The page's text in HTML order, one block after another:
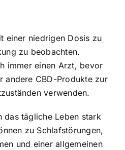
einer niedrigen Dosis zu
zu beobachten.
immer einen Arzt, bevor
andere CBD-Produkte zur
verwenden.
das tägliche Leben stark
zu Schlafstörungen,
und einer allgemeinen